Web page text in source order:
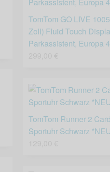
TomTom GO LIVE
Zoll) Fluid Touch
Parkassistent, Europa
TomTom Runner 2
Sportuhr Schwarz